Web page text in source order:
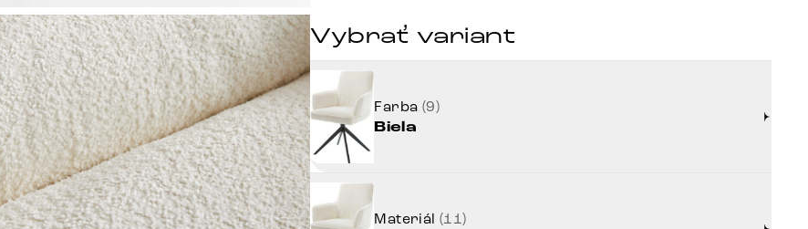
Vybrať variant
Farba (9)
Biela
Materiál (11)